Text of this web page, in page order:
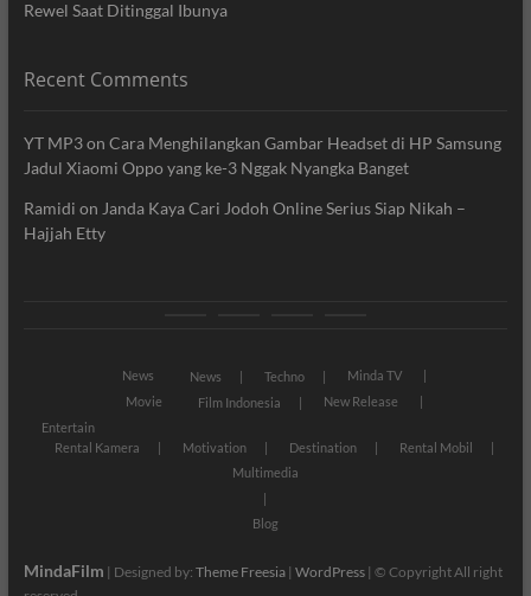
Rewel Saat Ditinggal Ibunya
Recent Comments
YT MP3on Cara Menghilangkan Gambar Headset di HP Samsung
Jadul Xiaomi Oppo yang ke-3 Nggak Nyangka Banget
Ramidi on Janda Kaya Cari Jodoh Online Serius Siap Nikah –
Hajjah Etty
News News Techno
Minda TV
Movie
Film Indonesia
New Release
Entertain
Rental Kamera
Motivation Destination
Rental Mobil
Multimedia
Blog
MindaFilm | Designed by: Theme Freesia| WordPress| © Copyright All right